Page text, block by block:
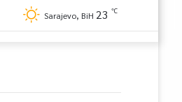
Sarajevo, BiH 23 ℃